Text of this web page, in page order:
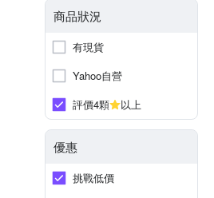
商品狀況
有現貨
Yahoo自營
評價4顆
以上
優惠
挑戰低價